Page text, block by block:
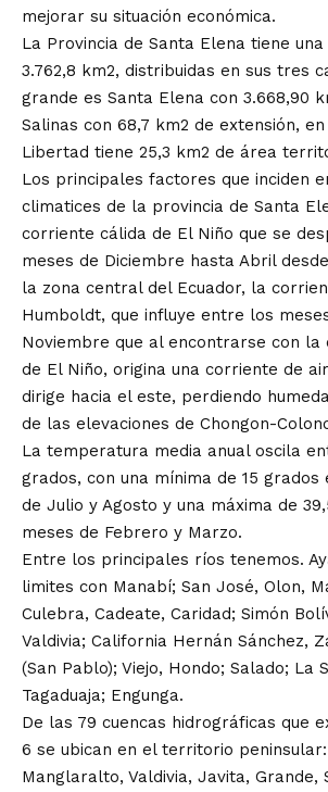
mejorar su situación económica.
La Provincia de Santa Elena tiene
3.762,8 km2, distribuidas en sus tres
grande es Santa Elena con 3.668,90
Salinas con 68,7 km2 de extensión,
Libertad tiene 25,3 km2 de área
Los principales factores que inciden
climatices de la provincia de Santa
corriente cálida de El Niño que se
meses de Diciembre hasta Abril
la zona central del Ecuador, la
Humboldt, que influye entre los
Noviembre que al encontrarse con la
de El Niño, origina una corriente de
dirige hacia el este, perdiendo
de las elevaciones de Chongon-
La temperatura media anual oscila
grados, con una mínima de 15
de Julio y Agosto y una máxima de
meses de Febrero y Marzo.
Entre los principales ríos tenemos.
limites con Manabí; San José, Olon,
Culebra, Cadeate, Caridad; Simón
Valdivia; California Hernán Sánchez,
(San Pablo); Viejo, Hondo; Salado; La
Tagaduaja; Engunga.
De las 79 cuencas hidrográficas que
6 se ubican en el territorio peninsular:
Manglaralto, Valdivia, Javita, Grande,